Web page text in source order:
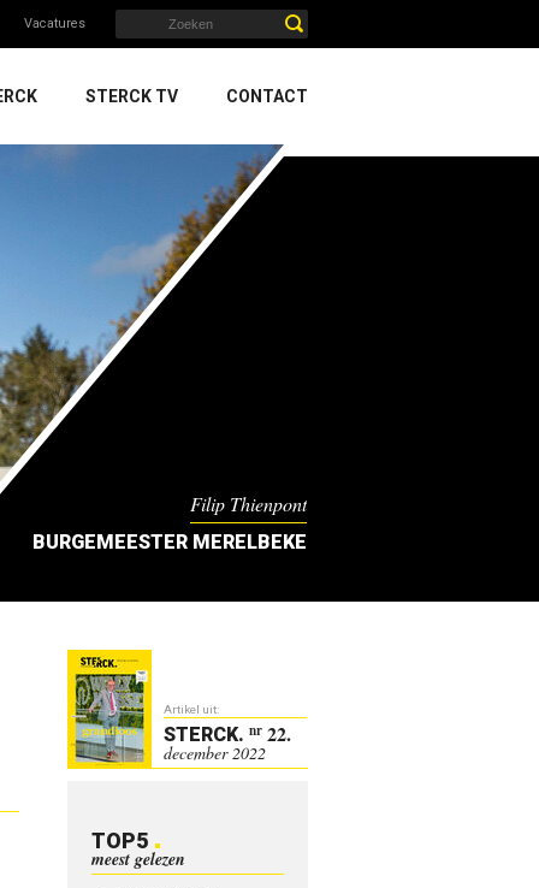
Vacatures
STERCK TV CONTACT
Filip Thienpont
BURGEMEESTER MERELBEKE
Artikel uit:
STERCK. nr 22.
december 2022
TOP5
meest gelezen